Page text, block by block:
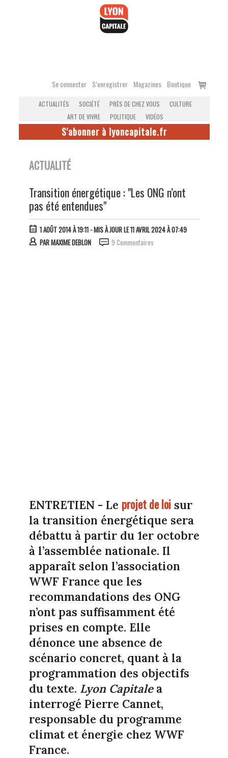
Se connecter S’enregistrer Magazines Boutique
Voir
ACTUALITÉS SOCIÉTÉ PRÈS DE CHEZ VOUS
CULTURE
ART DE VIVRE
POLITIQUE VIDÉOS
S'abonner à lyoncapitale.fr
ACTUALITÉ
Transition énergétique : "Les ONG n’ont
pas été entendues"
1 AOÛT 2014 À 19:11- MIS À JOUR LE 11 AVRIL 2024 À 07:49
PARMAXIME DEBLON 9 Commentaires
ENTRETIEN - Le projet de loisur
la transition énergétique sera
débattu à partir du 1er octobre
à l’assemblée nationale. Il
apparaît selon l’association
WWF France que les
recommandations des ONG
n’ont pas suffisamment été
prises en compte. Elle
dénonce une absence de
scénario concret, quant à la
programmation des objectifs
du texte. Lyon Capitalea
interrogé Pierre Cannet,
responsable du programme
climat et énergie chez WWF
France.